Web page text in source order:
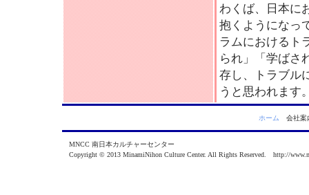
わくば、日本に
抱くようになっ
ラムにおけるト
られ」「学ばさ
存し、トラブル
うと思われます
ホーム 会社
MNCC 南日本カルチャーセンター
Copyright © 2013 MinamiNihon Culture Center. All Rights Reserved. http://